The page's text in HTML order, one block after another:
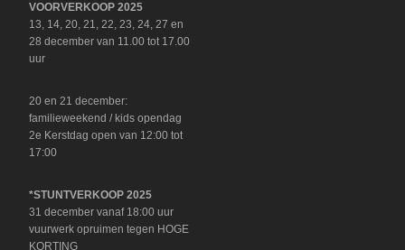
VOORVERKOOP 2025
13, 14, 20, 21, 22, 23, 24, 27 en
28 december van 11.00 tot 17.00
uur
20 en 21 december:
familieweekend / kids opendag
2e Kerstdag open van 12:00 tot
17:00
*STUNTVERKOOP 2025
31 december vanaf 18:00 uur
vuurwerk opruimen tegen HOGE
KORTING